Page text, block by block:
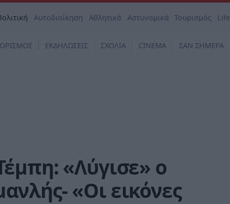
Αυτοδιοίκηση Αθλητικά Αστυνομικά Τουρισμός Life
ΕΚΔΗΛΩΣΕΙΣ ΣΧΟΛΙΑ CINEMA ΣΑΝ ΣΗΜΕΡΑ
«Λύγισε» ο
«Οι εικόνες